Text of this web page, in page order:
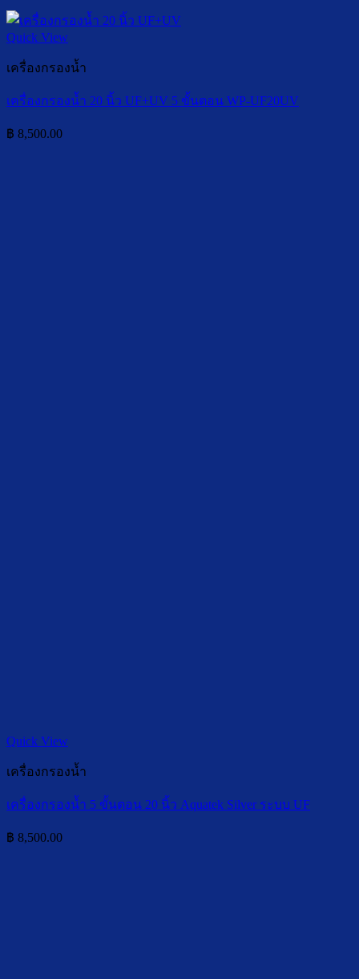
Quick View
เครื่องกรองน้ำ
เครื่องกรองน้ำ 20 นิ้ว UF+UV 5 ขั้นตอน WP-UF20UV
฿ 8,500.00
Quick View
เครื่องกรองน้ำ
เครื่องกรองน้ำ 5 ขั้นตอน 20 นิ้ว Aquatek Silver ระบบ UF
฿ 8,500.00